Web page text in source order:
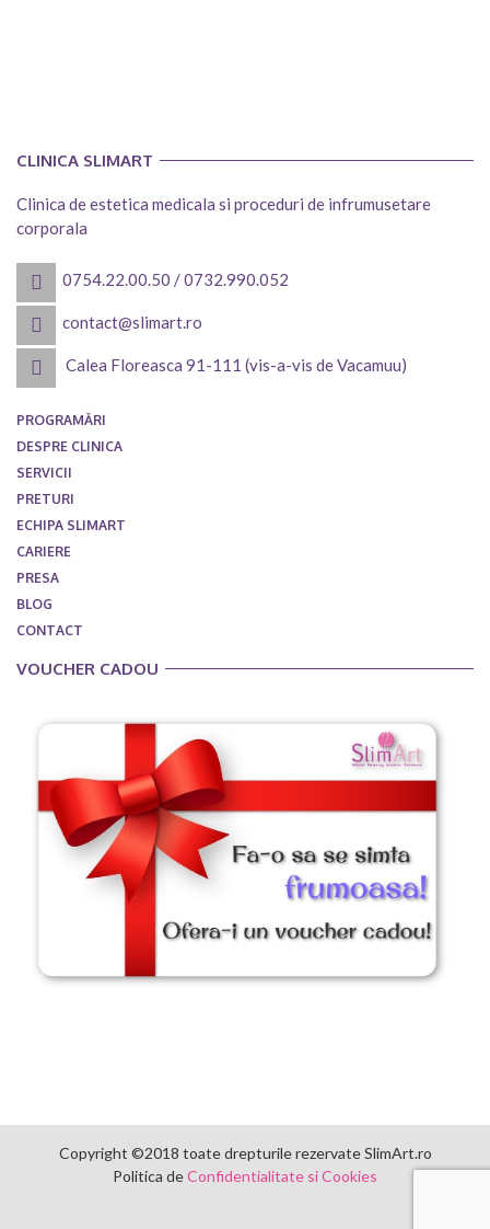
CLINICA SLIMART
Clinica de estetica medicala si proceduri de infrumusetare
corporala
0754.22.00.50 /0732.990.052
contact@slimart.ro
Calea Floreasca 91-111 (vis-a-vis de Vacamuu)
PROGRAMĂRI
DESPRE CLINICA
SERVICII
PRETURI
ECHIPA SLIMART
CARIERE
PRESA
BLOG
CONTACT
VOUCHER CADOU
Copyright ©2018 toate drepturile rezervate SlimArt.ro
Politica deConfidentialitate si Cookies